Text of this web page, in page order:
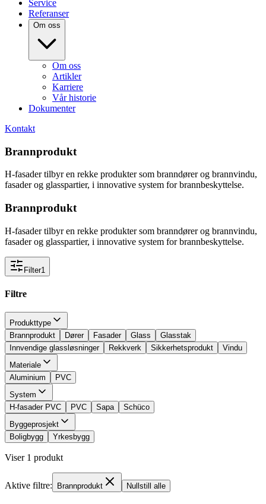
Service
Referanser
Om oss
Om oss
Artikler
Karriere
Vår historie
Dokumenter
Kontakt
Brannprodukt
H-fasader tilbyr en rekke produkter som branndører og brannvindu,
fasader og glasspartier, i innovative system for brannbeskyttelse.
Brannprodukt
H-fasader tilbyr en rekke produkter som branndører og brannvindu,
fasader og glasspartier, i innovative system for brannbeskyttelse.
Filter1
Filtre
Produkttype
Brannprodukt
Dører Fasader Glass
Glasstak
Innvendige glassløsninger
Rekkverk Sikkerhetsprodukt
Vindu
Materiale
Aluminium
PVC
System
H-fasader PVC
PVC Sapa
Schüco
Byggeprosjekt
Boligbygg
Yrkesbygg
Viser 1 produkt
Aktive filtre: Brannprodukt Nullstill alle